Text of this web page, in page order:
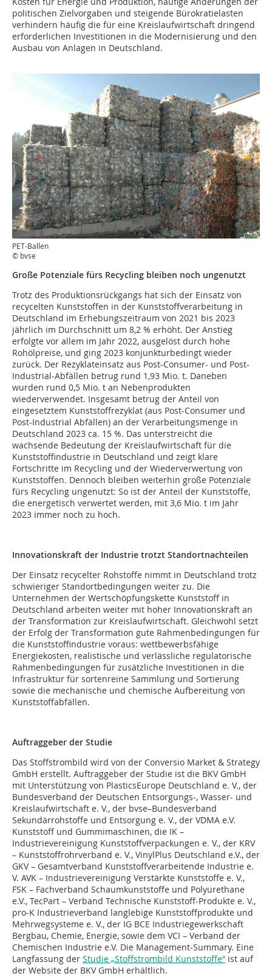
politischen Zielvorgaben und steigende Bürokratielasten
verhindern häufig die für eine Kreislaufwirtschaft dringend
erforderlichen Investitionen in die Modernisierung und den
Ausbau von Anlagen in Deutschland.
PET-Ballen
© bvse
Große Potenziale fürs Recycling bleiben noch ungenutzt
Trotz des Produktionsrückgangs hat sich der Einsatz von
recycelten Kunststoffen in der Kunststoffverarbeitung in
Deutschland im Erhebungszeitraum von 2021 bis 2023
jährlich im Durchschnitt um 8,2 % erhöht. Der Anstieg
erfolgte vor allem im Jahr 2022, ausgelöst durch hohe
Rohölpreise, und ging 2023 konjunkturbedingt wieder
zurück. Der Rezyklateinsatz aus Post-Consumer- und Post-
Industrial-Abfällen betrug rund 1,93 Mio. t. Daneben
wurden rund 0,5 Mio. t an Nebenprodukten
wiederverwendet. Insgesamt betrug der Anteil von
eingesetztem Kunststoffrezyklat (aus Post-Consumer und
Post-Industrial Abfällen) an der Verarbeitungsmenge in
Deutschland 2023 ca. 15 %. Das unterstreicht die
wachsende Bedeutung der Kreislaufwirtschaft für die
Kunststoffindustrie in Deutschland und zeigt klare
Fortschritte im Recycling und der Wiederverwertung von
Kunststoffen. Dennoch bleiben weiterhin große Potenziale
fürs Recycling ungenutzt: So ist der Anteil der Kunststoffe,
die energetisch verwertet werden, mit 3,6 Mio. t im Jahr
2023 immer noch zu hoch.
Innovationskraft der Industrie trotzt Standortnachteilen
Der Einsatz recycelter Rohstoffe nimmt in Deutschland trotz
schwieriger Standortbedingungen weiter zu. Die
Unternehmen der Wertschöpfungskette Kunststoff in
Deutschland arbeiten weiter mit hoher Innovationskraft an
der Transformation zur Kreislaufwirtschaft. Gleichwohl setzt
der Erfolg der Transformation gute Rahmenbedingungen für
die Kunststoffindustrie voraus: wettbewerbsfähige
Energiekosten, realistische und verlässliche regulatorische
Rahmenbedingungen für zusätzliche Investitionen in die
Infrastruktur für sortenreine Sammlung und Sortierung
sowie die mechanische und chemische Aufbereitung von
Kunststoffabfällen.
Auftraggeber der Studie
Das Stoffstrombild wird von der Conversio Market & Strategy
GmbH erstellt. Auftraggeber der Studie ist die BKV GmbH
mit Unterstützung von PlasticsEurope Deutschland e. V., der
Bundesverband der Deutschen Entsorgungs-, Wasser- und
Kreislaufwirtschaft e. V., der bvse–Bundesverband
Sekundärrohstoffe und Entsorgung e. V., der VDMA e.V.
Kunststoff und Gummimaschinen, die IK –
Industrievereinigung Kunststoffverpackungen e. V., der KRV
– Kunststoffrohrverband e. V., VinylPlus Deutschland e.V., der
GKV – Gesamtverband Kunststoffverarbeitende Industrie e.
V. AVK – Industrievereinigung Verstärkte Kunststoffe e. V.,
FSK – Fachverband Schaumkunststoffe und Polyurethane
e.V., TecPart – Verband Technische Kunststoff-Produkte e. V.,
pro-K Industrieverband langlebige Kunststoffprodukte und
Mehrwegsysteme e. V., der IG BCE Industriegewerkschaft
Bergbau, Chemie, Energie, sowie dem VCI – Verband der
Chemischen Industrie e.V. Die Management-Summary. Eine
Langfassung der Studie „Stoffstrombild Kunststoffe“ ist auf
der Website der BKV GmbH erhältlich.